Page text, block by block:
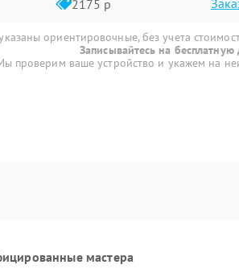
2175 р
ориентировочные, без учета
Записывайтесь на бесплатную
проверим ваше устройство и укажем на
мастера